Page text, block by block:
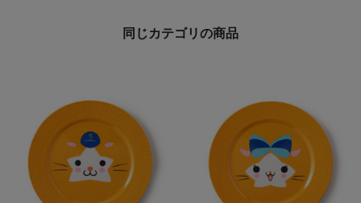
同じカテゴリの商品